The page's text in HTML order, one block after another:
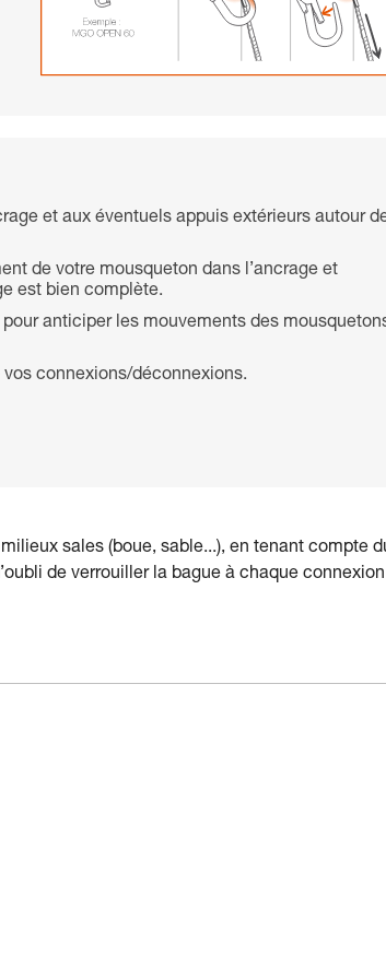
et aux éventuels appuis extérieurs autour
de votre mousqueton dans l’ancrage et
est bien complète.
anticiper les mouvements des
connexions/déconnexions.
sales (boue, sable...), en tenant compte
de verrouiller la bague à chaque